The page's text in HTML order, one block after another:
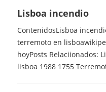
Lisboa incendio
ContenidosLisboa
terremoto en
hoyPosts Relaciionados:
lisboa 1988 1755